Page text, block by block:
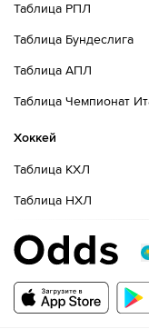
Таблица РПЛ
Таблица Бундеслига
Таблица АПЛ
Таблица Чемпионат
Хоккей
Таблица КХЛ
Таблица НХЛ